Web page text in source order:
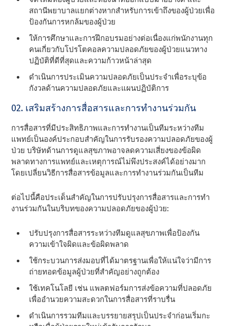
สถานีพยาบาลแยกต่างหากสําหรับการเข้าถึงของผู้ป่วยเพื่อ
ป้องกันการหกล้มของผู้ป่วย
ให้การศึกษาและการฝึกอบรมอย่างต่อเนื่องแก่พนักงานทุก
คนเกี่ยวกับโปรโตคอลความปลอดภัยของผู้ป่วยแนวทาง
ปฏิบัติที่ดีที่สุดและความก้าวหน้าล่าสุด
ดําเนินการประเมินความปลอดภัยเป็นประจําเพื่อระบุข้อ
กังวลด้านความปลอดภัยและแผนปฏิบัติการ
02. เสริมสร้างการสื่อสารและการทํางานร่วมกัน
การสื่อสารที่มีประสิทธิภาพและการทํางานเป็นทีมระหว่างทีม
แพทย์เป็นองค์ประกอบสําคัญในการรับรองความปลอดภัยของผู้
ป่วย บริษัทด้านการดูแลสุขภาพอาจลดความเสี่ยงของข้อผิด
พลาดทางการแพทย์และเหตุการณ์ไม่พึงประสงค์ได้อย่างมาก
โดยเปลี่ยนวิธีการสื่อสารข้อมูลและการทํางานร่วมกันเป็นทีม
ต่อไปนี้คือประเด็นสําคัญในการปรับปรุงการสื่อสารและการทํา
งานร่วมกันในบริบทของความปลอดภัยของผู้ป่วย:
ปรับปรุงการสื่อสารระหว่างทีมดูแลสุขภาพเพื่อป้องกัน
ความเข้าใจผิดและข้อผิดพลาด
ใช้กระบวนการส่งมอบที่ได้มาตรฐานเพื่อให้แน่ใจว่ามีการ
ถ่ายทอดข้อมูลผู้ป่วยที่สําคัญอย่างถูกต้อง
ใช้เทคโนโลยี เช่น แพลตฟอร์มการส่งข้อความที่ปลอดภัย
เพื่ออํานวยความสะดวกในการสื่อสารที่ราบรื่น
ดําเนินการรวมทีมและบรรยายสรุปเป็นประจําก่อนเริ่มกะ